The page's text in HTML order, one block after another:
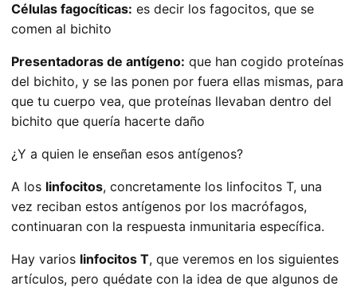
Células fagocíticas: es decir los fagocitos, que se
comen al bichito
Presentadoras de antígeno: que han cogido proteínas
del bichito, y se las ponen por fuera ellas mismas, para
que tu cuerpo vea, que proteínas llevaban dentro del
bichito que quería hacerte daño
¿Y a quien le enseñan esos antígenos?
A los linfocitos, concretamente los linfocitos T, una
vez reciban estos antígenos por los macrófagos,
continuaran con la respuesta inmunitaria específica.
Hay varios linfocitos T, que veremos en los siguientes
artículos, pero quédate con la idea de que algunos de